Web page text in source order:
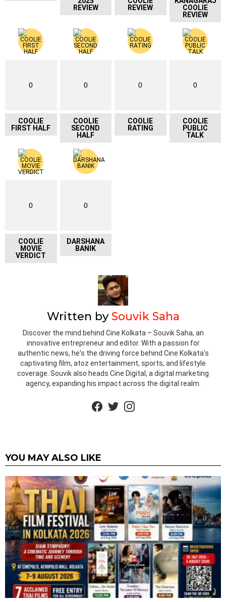
REVIEW
REVIEW
COOLIE
REVIEW
0
COOLIE
FIRST HALF
0
COOLIE
SECOND
HALF
0
COOLIE
RATING
0
COOLIE
PUBLIC
TALK
0
COOLIE
MOVIE
VERDICT
0
DARSHANA
BANIK
Written bySouvik Saha
Discover the mind behind Cine Kolkata – Souvik Saha, an
innovative entrepreneur and editor. With a passion for
authentic news, he's the driving force behind Cine Kolkata's
captivating film, atoz entertainment, sports, and lifestyle
coverage. Souvik also heads Cine Digital, a digital marketing
agency, expanding his impact across the digital realm.
facebooktwitterinstagram
YOU MAY ALSO LIKE